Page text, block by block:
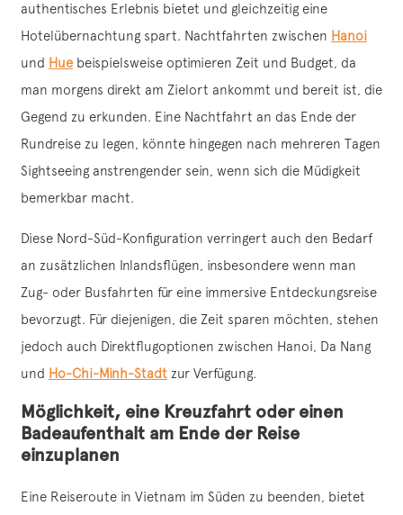
authentisches Erlebnis bietet und gleichzeitig eine
Hotelübernachtung spart. Nachtfahrten zwischen Hanoi
und Huebeispielsweise optimieren Zeit und Budget, da
man morgens direkt am Zielort ankommt und bereit ist, die
Gegend zu erkunden. Eine Nachtfahrt an das Ende der
Rundreise zu legen, könnte hingegen nach mehreren Tagen
Sightseeing anstrengender sein, wenn sich die Müdigkeit
bemerkbar macht.
Diese Nord-Süd-Konfiguration verringert auch den Bedarf
an zusätzlichen Inlandsflügen, insbesondere wenn man
Zug- oder Busfahrten für eine immersive Entdeckungsreise
bevorzugt. Für diejenigen, die Zeit sparen möchten, stehen
jedoch auch Direktflugoptionen zwischen Hanoi, Da Nang
und Ho-Chi-Minh-Stadt zur Verfügung.
Möglichkeit, eine Kreuzfahrt oder einen
Badeaufenthalt am Ende der Reise
einzuplanen
Eine Reiseroute in Vietnam im Süden zu beenden, bietet